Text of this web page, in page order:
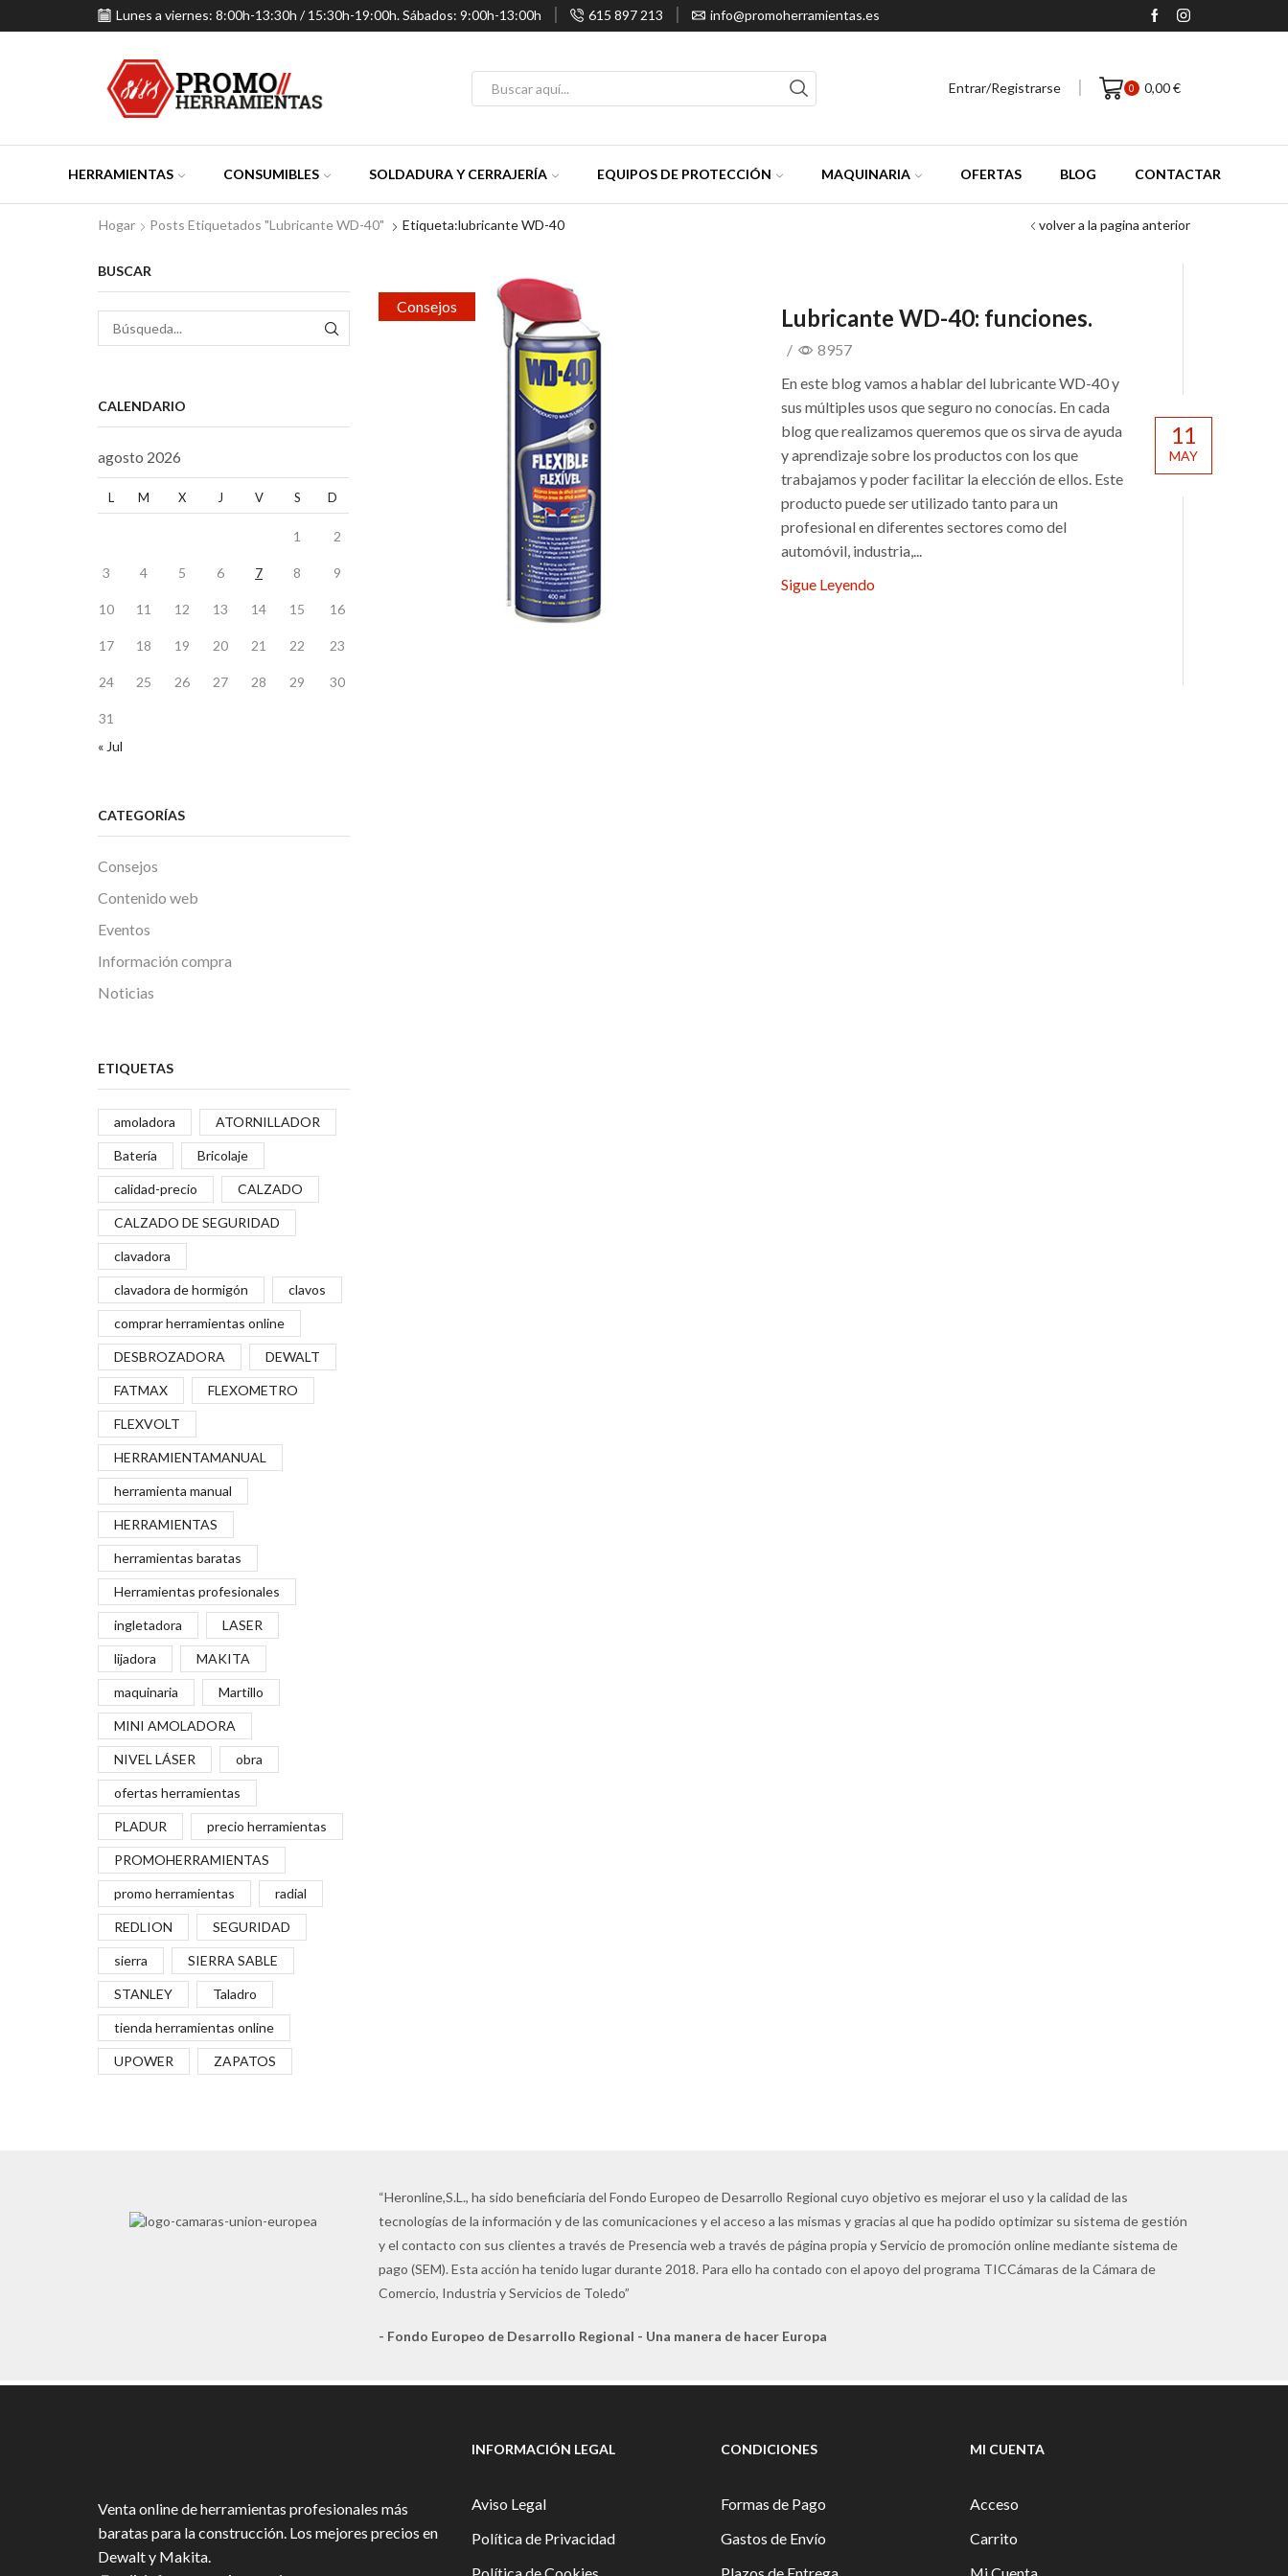
Lunes a viernes: 8:00h-13:30h / 15:30h-19:00h. Sábados: 9:00h-13:00h 615 897 213 info@promoherramientas.es
Entrar/Registrarse 0 0,00€
HERRAMIENTAS CONSUMIBLES SOLDADURA Y CERRAJERÍA EQUIPOS DE PROTECCIÓN MAQUINARIA OFERTAS BLOG CONTACTAR
volver a la pagina anterior
Hogar Posts Etiquetados "lubricante WD-40" Etiqueta:lubricante WD-40
Consejos Lubricante WD-40: funciones.
/
8957
En este blog vamos a hablar del lubricante WD-40 y
sus múltiples usos que seguro no conocías. En cada
blog que realizamos queremos que os sirva de ayuda
y aprendizaje sobre los productos con los que
trabajamos y poder facilitar la elección de ellos. Este
producto puede ser utilizado tanto para un
profesional en diferentes sectores como del
automóvil, industria,...
Sigue Leyendo
11
MAY
BUSCAR
BÚSQUEDA
CALENDARIO
agosto 2026
L M X J V S D
1 2
3 4 5 6 7 8 9
10 11 12 13 14 15 16
17 18 19 20 21 22 23
24 25 26 27 28 29 30
31
« Jul
CATEGORÍAS
Consejos
Contenido web
Eventos
Información compra
Noticias
ETIQUETAS
amoladora ATORNILLADOR
Batería Bricolaje
calidad-precio CALZADO
CALZADO DE SEGURIDAD
clavadora
clavadora de hormigón clavos
comprar herramientas online
DESBROZADORA DEWALT
FATMAX FLEXOMETRO
FLEXVOLT
HERRAMIENTAMANUAL
herramienta manual
HERRAMIENTAS
herramientas baratas
Herramientas profesionales
ingletadora LASER
lijadora MAKITA
maquinaria Martillo
MINI AMOLADORA
NIVEL LÁSER obra
ofertas herramientas
PLADUR precio herramientas
PROMOHERRAMIENTAS
promo herramientas radial
REDLION SEGURIDAD
sierra SIERRA SABLE
STANLEY Taladro
tienda herramientas online
UPOWER ZAPATOS
“Heronline,S.L., ha sido beneficiaria del Fondo Europeo de Desarrollo Regional cuyo objetivo es mejorar el uso y la calidad de las
tecnologías de la información y de las comunicaciones y el acceso a las mismas y gracias al que ha podido optimizar su sistema de gestión
y el contacto con sus clientes a través de Presencia web a través de página propia y Servicio de promoción online mediante sistema de
pago (SEM). Esta acción ha tenido lugar durante 2018. Para ello ha contado con el apoyo del programa TICCámaras de la Cámara de
Comercio, Industria y Servicios de Toledo”
- Fondo Europeo de Desarrollo Regional - Una manera de hacer Europa
Venta online de herramientas profesionales más
baratas para la construcción. Los mejores precios en
Dewalt y Makita.
INFORMACIÓN LEGAL
Aviso Legal
Política de Privacidad
CONDICIONES
Formas de Pago
Gastos de Envío
MI CUENTA
Acceso
Carrito